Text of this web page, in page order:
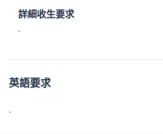
詳細收生要求
-
英語要求
-